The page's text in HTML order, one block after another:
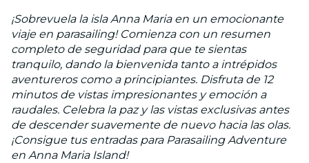
¡Sobrevuela la isla Anna Maria en un emocionante
viaje en parasailing! Comienza con un resumen
completo de seguridad para que te sientas
tranquilo, dando la bienvenida tanto a intrépidos
aventureros como a principiantes. Disfruta de 12
minutos de vistas impresionantes y emoción a
raudales. Celebra la paz y las vistas exclusivas antes
de descender suavemente de nuevo hacia las olas.
¡Consigue tus entradas para Parasailing Adventure
en Anna Maria Island!